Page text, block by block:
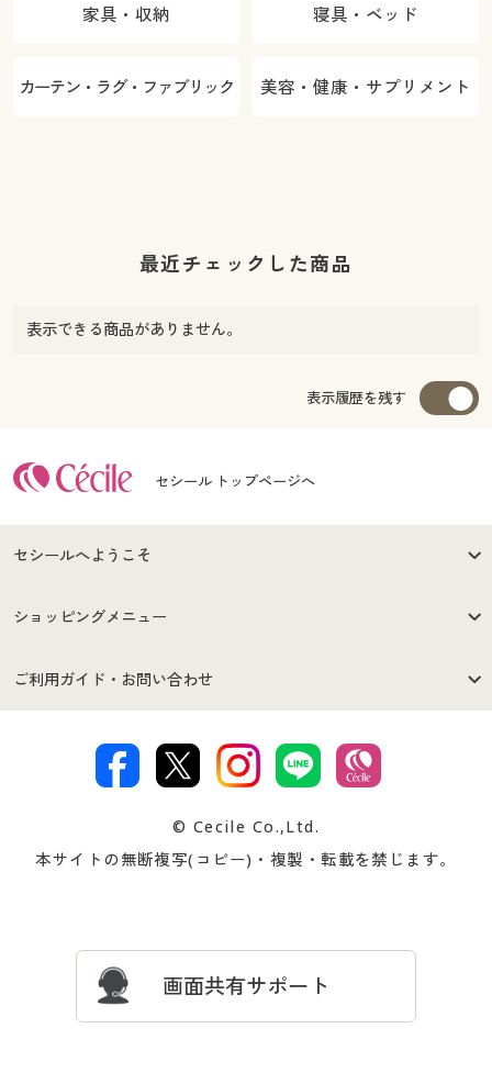
家具・収納 寝具・ベッド
カーテン・ラグ・ファブリック 美容・健康・サプリメント
最近チェックした商品
表示できる商品がありません。
表示履歴を残す
セシール トップページへ
セシールへようこそ
はじめての方へ
セシールご利用規約
著作権・商標について 会社案内
ショッピングメニュー
商品カテゴリ
プレゼント＆キャンペーン サイトマップ
ご利用ガイド・お問い合わせ
交換・返品は お支払は
ついて
忘れの場合
© Cecile Co.,Ltd.
本サイトの無断複写(コピー)・複製・転載を禁じます。
画面共有サポート